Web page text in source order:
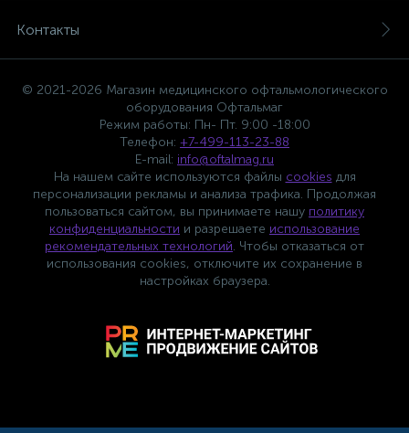
Контакты
© 2021-2026 Магазин медицинского офтальмологического
оборудования Офтальмаг
Режим работы: Пн- Пт. 9:00 -18:00
Телефон: +7-499-113-23-88
E-mail: info@oftalmag.ru
На нашем сайте используются файлы cookies для
персонализации рекламы и анализа трафика. Продолжая
пользоваться сайтом, вы принимаете нашу политику
конфиденциальности и разрешаете использование
рекомендательных технологий. Чтобы отказаться от
использования cookies, отключите их сохранение в
настройках браузера.